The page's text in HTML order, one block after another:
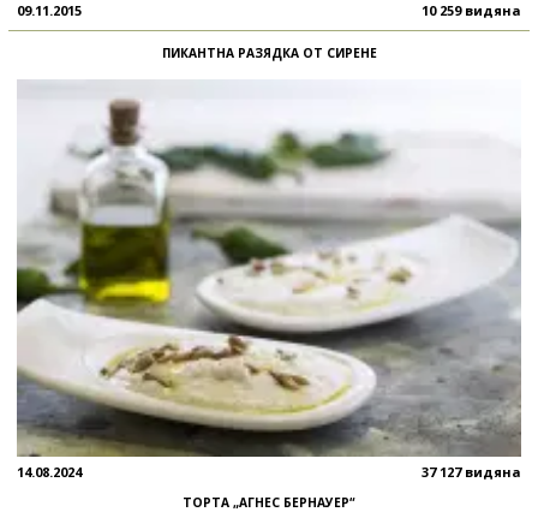
09.11.2015 10 259 видяна
ПИКАНТНА РАЗЯДКА ОТ СИРЕНЕ
14.08.2024 37 127 видяна
ТОРТА „АГНЕС БЕРНАУЕР“